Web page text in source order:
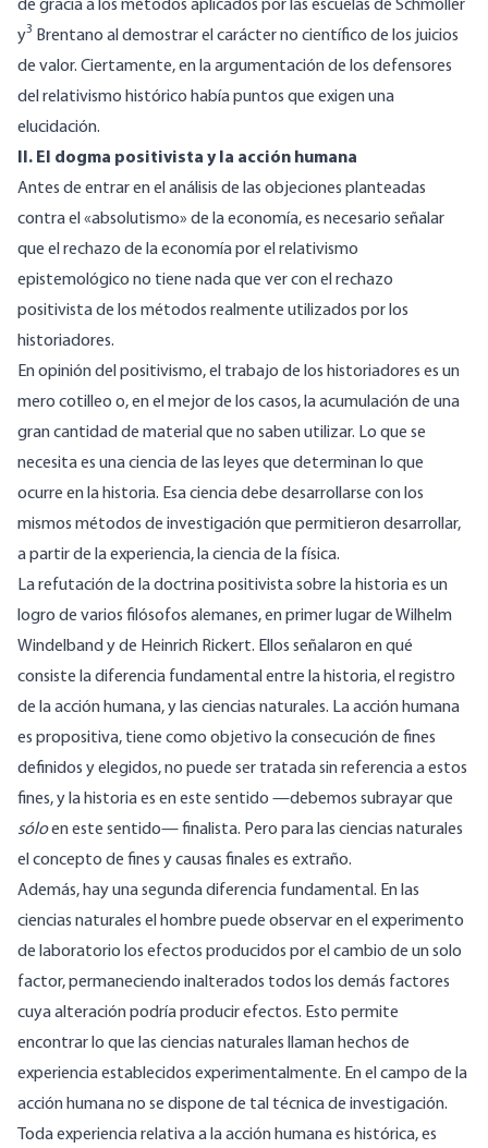
de gracia a los métodos aplicados por las escuelas de Schmoller
y3 Brentano al demostrar el carácter no científico de los juicios
de valor. Ciertamente, en la argumentación de los defensores
del relativismo histórico había puntos que exigen una
elucidación.
II. El dogma positivista y la acción humana
Antes de entrar en el análisis de las objeciones planteadas
contra el «absolutismo» de la economía, es necesario señalar
que el rechazo de la economía por el relativismo
epistemológico no tiene nada que ver con el rechazo
positivista de los métodos realmente utilizados por los
historiadores.
En opinión del positivismo, el trabajo de los historiadores es un
mero cotilleo o, en el mejor de los casos, la acumulación de una
gran cantidad de material que no saben utilizar. Lo que se
necesita es una ciencia de las leyes que determinan lo que
ocurre en la historia. Esa ciencia debe desarrollarse con los
mismos métodos de investigación que permitieron desarrollar,
a partir de la experiencia, la ciencia de la física.
La refutación de la doctrina positivista sobre la historia es un
logro de varios filósofos alemanes, en primer lugar de Wilhelm
Windelband y de Heinrich Rickert. Ellos señalaron en qué
consiste la diferencia fundamental entre la historia, el registro
de la acción humana, y las ciencias naturales. La acción humana
es propositiva, tiene como objetivo la consecución de fines
definidos y elegidos, no puede ser tratada sin referencia a estos
fines, y la historia es en este sentido —debemos subrayar que
sóloen este sentido— finalista. Pero para las ciencias naturales
el concepto de fines y causas finales es extraño.
Además, hay una segunda diferencia fundamental. En las
ciencias naturales el hombre puede observar en el experimento
de laboratorio los efectos producidos por el cambio de un solo
factor, permaneciendo inalterados todos los demás factores
cuya alteración podría producir efectos. Esto permite
encontrar lo que las ciencias naturales llaman hechos de
experiencia establecidos experimentalmente. En el campo de la
acción humana no se dispone de tal técnica de investigación.
Toda experiencia relativa a la acción humana es histórica, es